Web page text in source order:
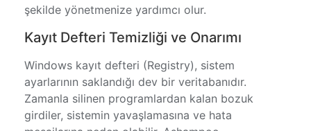
şekilde yönetmenize yardımcı olur.
Kayıt Defteri Temizliği ve Onarımı
Windows kayıt defteri (Registry), sistem
ayarlarının saklandığı dev bir veritabanıdır.
Zamanla silinen programlardan kalan bozuk
girdiler, sistemin yavaşlamasına ve hata